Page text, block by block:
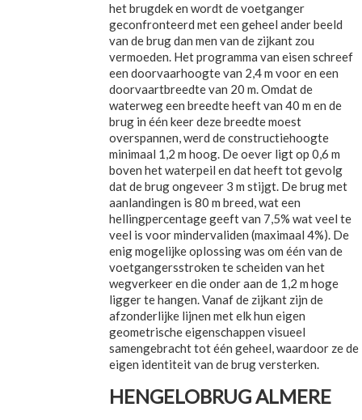
het brugdek en wordt de voetganger
geconfronteerd met een geheel ander beeld
van de brug dan men van de zijkant zou
vermoeden. Het programma van eisen schreef
een doorvaarhoogte van 2,4 m voor en een
doorvaartbreedte van 20 m. Omdat de
waterweg een breedte heeft van 40 m en de
brug in één keer deze breedte moest
overspannen, werd de constructiehoogte
minimaal 1,2 m hoog. De oever ligt op 0,6 m
boven het waterpeil en dat heeft tot gevolg
dat de brug ongeveer 3 m stijgt. De brug met
aanlandingen is 80 m breed, wat een
hellingpercentage geeft van 7,5% wat veel te
veel is voor mindervaliden (maximaal 4%). De
enig mogelijke oplossing was om één van de
voetgangersstroken te scheiden van het
wegverkeer en die onder aan de 1,2 m hoge
ligger te hangen. Vanaf de zijkant zijn de
afzonderlijke lijnen met elk hun eigen
geometrische eigenschappen visueel
samengebracht tot één geheel, waardoor ze de
eigen identiteit van de brug versterken.
HENGELOBRUG ALMERE